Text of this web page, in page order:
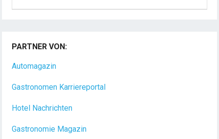
Dein Arbeitsplatz mit Urlaubsfeeling Chef de Rang
(m/w/d) Du bist Gastgeber aus Leidenschaft und
PARTNER VON:
Automagazin
Gastronomen Karriereportal
Hotel Nachrichten
Gastronomie Magazin